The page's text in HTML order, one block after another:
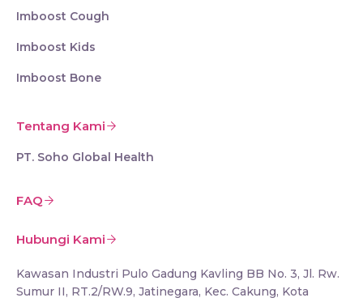
Imboost Cough
Imboost Kids
Imboost Bone
Tentang Kami
PT. Soho Global Health
FAQ
Hubungi Kami
Kawasan Industri Pulo Gadung Kavling BB No. 3, Jl. Rw.
Sumur II, RT.2/RW.9, Jatinegara, Kec. Cakung, Kota